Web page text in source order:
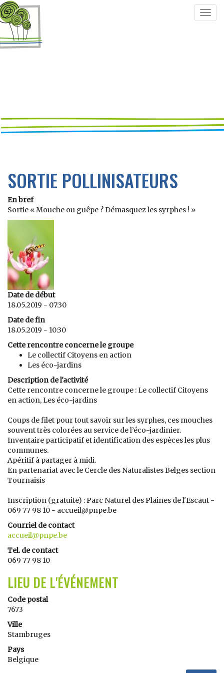
SORTIE POLLINISATEURS
En bref
Sortie « Mouche ou guêpe ? Démasquez les syrphes ! »
Date de début
18.05.2019 - 07:30
Date de fin
18.05.2019 - 10:30
Cette rencontre concerne le groupe
Le collectif Citoyens en action
Les éco-jardins
Description de l'activité
Cette rencontre concerne le groupe : Le collectif Citoyens
en action, Les éco-jardins
Coups de filet pour tout savoir sur les syrphes, ces mouches
souvent très colorées au service de l’éco-jardinier.
Inventaire participatif et identification des espèces les plus
communes.
Apéritif à partager à midi.
En partenariat avec le Cercle des Naturalistes Belges section
Tournaisis
Inscription (gratuite) : Parc Naturel des Plaines de l'Escaut -
069 77 98 10 - accueil@pnpe.be
Courriel de contact
accueil@pnpe.be
Tel. de contact
069 77 98 10
LIEU DE L'ÉVÉNEMENT
Code postal
7673
Ville
Stambruges
Pays
Belgique